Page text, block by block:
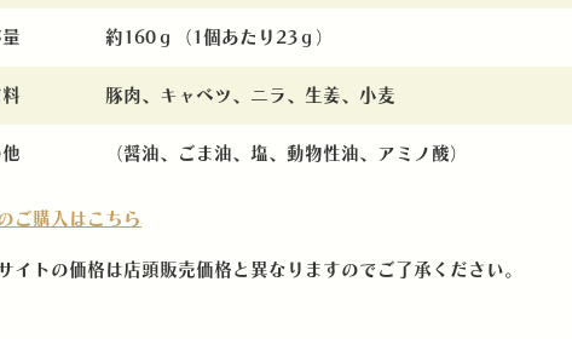
約160ｇ（1個あたり23ｇ）
豚肉、キャベツ、ニラ、生姜、小麦
（醤油、ごま油、塩、動物性油、アミノ酸）
ご購入はこちら
イトの価格は店頭販売価格と異なりますのでご了承ください。